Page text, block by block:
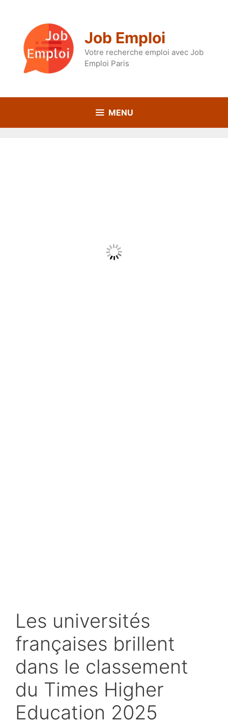
Job Emploi
Votre recherche emploi avec Job
Emploi Paris
MENU
Les universités
françaises brillent
dans le classement
du Times Higher
Education 2025